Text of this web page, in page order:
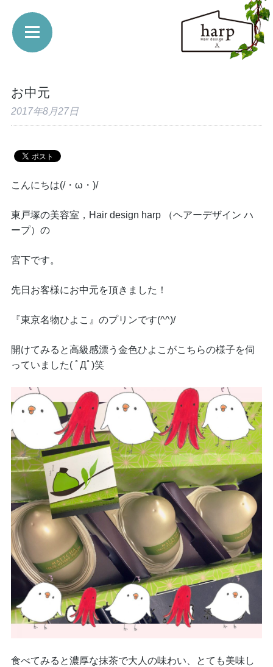
お中元
2017年8月27日
こんにちは(/・ω・)/
東戸塚の美容室，Hair design harp （ヘアーデザイン ハ
ープ）の
宮下です。
先日お客様にお中元を頂きました！
『東京名物ひよこ』のプリンです(^^)/
開けてみると高級感漂う金色ひよこがこちらの様子を伺
っていました( ﾟДﾟ)笑
食べてみると濃厚な抹茶で大人の味わい、とても美味し